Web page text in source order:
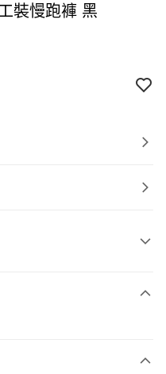
裝慢跑褲 黑